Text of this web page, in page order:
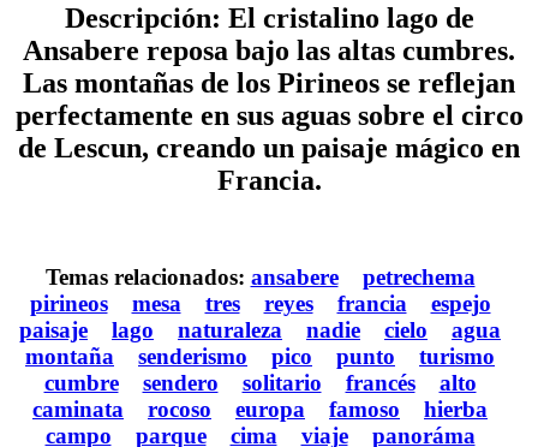
Descripción: El cristalino lago de
Ansabere reposa bajo las altas cumbres.
Las montañas de los Pirineos se reflejan
perfectamente en sus aguas sobre el circo
de Lescun, creando un paisaje mágico en
Francia.
Temas relacionados: ansabere
petrechema
pirineos
mesa tres reyes francia
espejo
paisaje
lago naturaleza nadie cielo
agua
montaña
senderismo pico punto
turismo
cumbre
sendero solitario francés
alto
caminata
rocoso europa famoso
hierba
campo
parque cima viaje panoráma